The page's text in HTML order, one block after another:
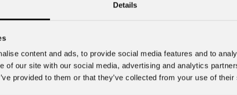
Details
content and ads, to provide social media features and to
of our site with our social media, advertising and analytics
provided to them or that they’ve collected from your use of
Cell.